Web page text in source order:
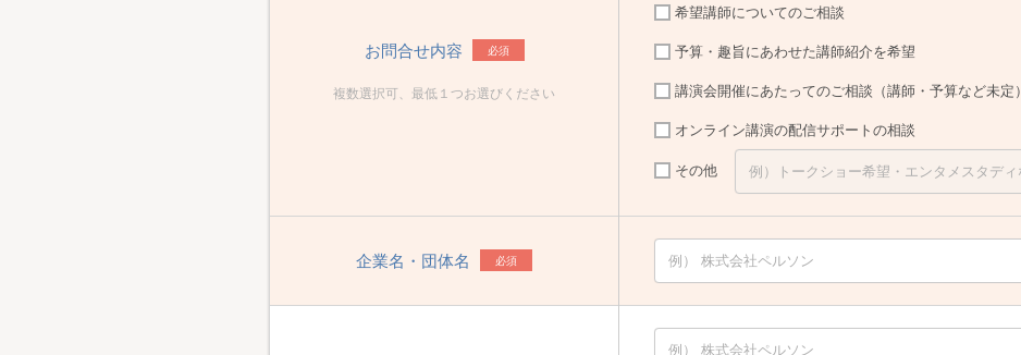
お問合せ内容 必須
複数選択可、最低１つお選びください
希望講師についてのご相談
予算・趣旨にあわせた講師紹介を希望
講演会開催にあたってのご相談（講師・予算など未定）
オンライン講演の配信サポートの相談
その他
企業名・団体名 必須